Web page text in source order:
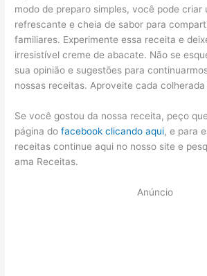
modo de preparo simples, você pode criar
refrescante e cheia de sabor para
familiares. Experimente essa receita e
irresistível creme de abacate. Não se
sua opinião e sugestões para
nossas receitas. Aproveite cada
Se você gostou da nossa receita, peço
página dofacebook clicando aqui, e para
receitas continue aqui no nosso site e
ama Receitas.
Anúncio